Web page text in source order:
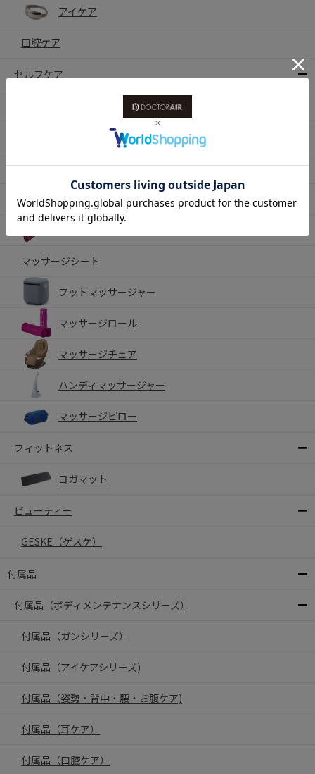
アイケア
口腔ケア
セルフケア
姿勢・背中・腰・お腹ケア
ハンディファン
マッサージ
マッサージシート
フットマッサージャー
マッサージロール
マッサージチェア
ハンディマッサージャー
マッサージピロー
フィットネス
ヨガマット
ビューティー
GESKE（ゲスケ）
付属品
付属品（ボディメンテナンスシリーズ）
付属品（ガンシリーズ）
付属品（アイケアシリーズ)
付属品（姿勢・背中・腰・お腹ケア)
付属品（耳ケア）
付属品（口腔ケア）